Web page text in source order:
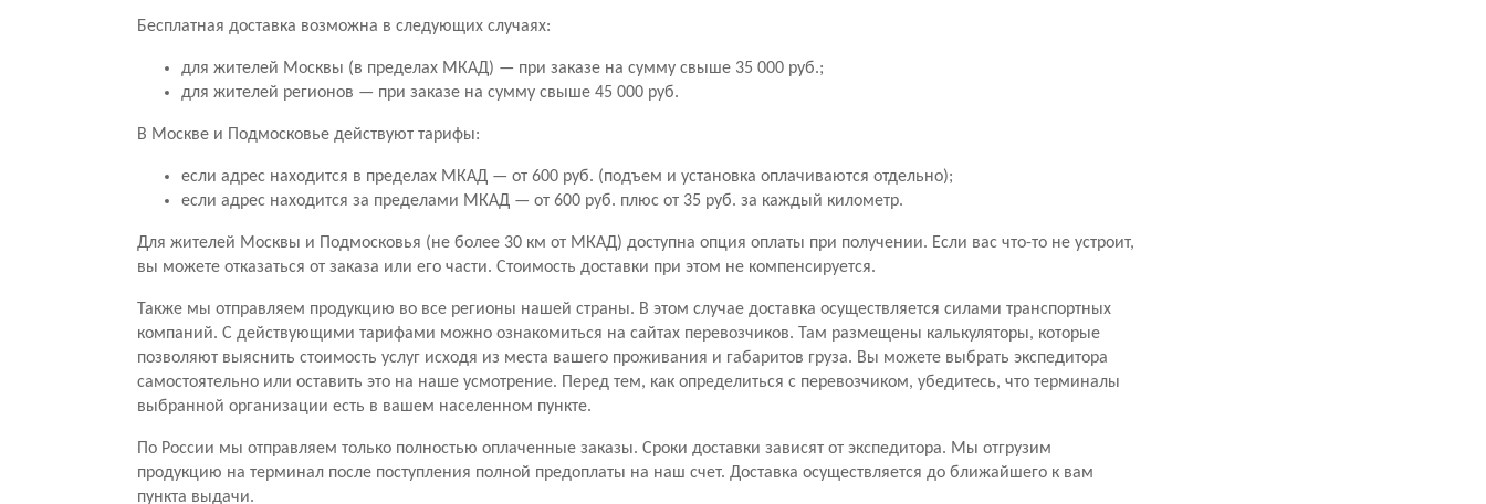
Бесплатная доставка возможна в следующих случаях:
для жителей Москвы (в пределах МКАД) — при заказе на сумму свыше 35 000 руб.;
для жителей регионов — при заказе на сумму свыше 45 000 руб.
В Москве и Подмосковье действуют тарифы:
если адрес находится в пределах МКАД — от 600 руб. (подъем и установка оплачиваются отдельно);
если адрес находится за пределами МКАД — от 600 руб. плюс от 35 руб. за каждый километр.
Для жителей Москвы и Подмосковья (не более 30 км от МКАД) доступна опция оплаты при получении. Если вас что-то не устроит,
вы можете отказаться от заказа или его части. Стоимость доставки при этом не компенсируется.
Также мы отправляем продукцию во все регионы нашей страны. В этом случае доставка осуществляется силами транспортных
компаний. С действующими тарифами можно ознакомиться на сайтах перевозчиков. Там размещены калькуляторы, которые
позволяют выяснить стоимость услуг исходя из места вашего проживания и габаритов груза. Вы можете выбрать экспедитора
самостоятельно или оставить это на наше усмотрение. Перед тем, как определиться с перевозчиком, убедитесь, что терминалы
выбранной организации есть в вашем населенном пункте.
По России мы отправляем только полностью оплаченные заказы. Сроки доставки зависят от экспедитора. Мы отгрузим
продукцию на терминал после поступления полной предоплаты на наш счет. Доставка осуществляется до ближайшего к вам
пункта выдачи.